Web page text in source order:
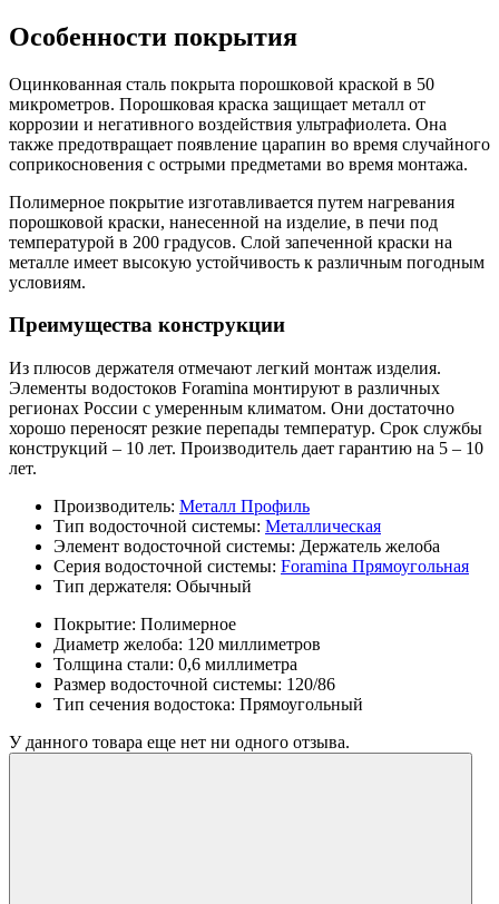
Особенности покрытия
Оцинкованная сталь покрыта порошковой краской в 50
микрометров. Порошковая краска защищает металл от
коррозии и негативного воздействия ультрафиолета. Она
также предотвращает появление царапин во время случайного
соприкосновения с острыми предметами во время монтажа.
Полимерное покрытие изготавливается путем нагревания
порошковой краски, нанесенной на изделие, в печи под
температурой в 200 градусов. Слой запеченной краски на
металле имеет высокую устойчивость к различным погодным
условиям.
Преимущества конструкции
Из плюсов держателя отмечают легкий монтаж изделия.
Элементы водостоков Foramina монтируют в различных
регионах России с умеренным климатом. Они достаточно
хорошо переносят резкие перепады температур. Срок службы
конструкций – 10 лет. Производитель дает гарантию на 5 – 10
лет.
Производитель: Металл Профиль
Тип водосточной системы: Металлическая
Элемент водосточной системы: Держатель желоба
Серия водосточной системы: Foramina Прямоугольная
Тип держателя: Обычный
Покрытие: Полимерное
Диаметр желоба: 120 миллиметров
Толщина стали: 0,6 миллиметра
Размер водосточной системы: 120/86
Тип сечения водостока: Прямоугольный
У данного товара еще нет ни одного отзыва.